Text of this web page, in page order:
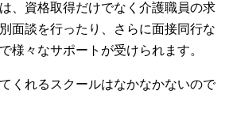
、資格取得だけでなく介護職員の求
面談を行ったり、さらに面接同行な
様々なサポートが受けられます。
くれるスクールはなかなかないので